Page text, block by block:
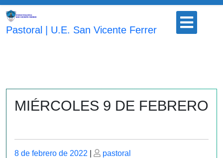
Saltar
contenido
Pastoral | U.E. San Vicente Ferrer
Botón
abrir
MIÉRCOLES 9 DE FEBRERO
Publicado
8 de febrero de 2022
Publicado
pastoral